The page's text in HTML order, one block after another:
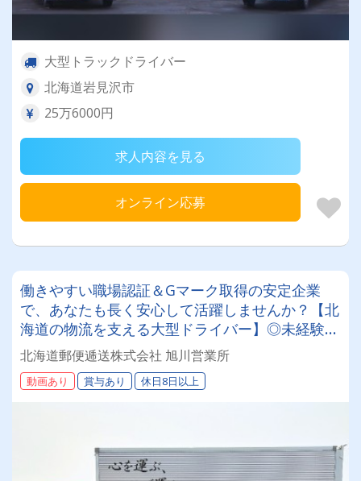
大型トラックドライバー
北海道岩見沢市
25万6000円
求人内容を見る
オンライン応募
働きやすい職場認証＆Gマーク取得の安定企業
で、あなたも長く安心して活躍しませんか？【北
海道の物流を支える大型ドライバー】◎未経験歓
迎◎残業月平均8～9時間◎賞与年3回（昨年度実
績：計4.05ヶ月分）◎カゴ台車メイン
北海道郵便逓送株式会社 旭川営業所
動画あり 賞与あり 休日8日以上